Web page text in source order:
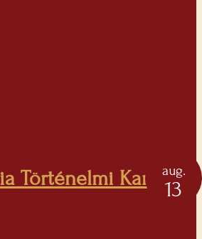
Történelmi Karnevál
aug.
13